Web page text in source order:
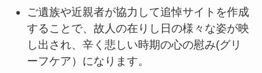
ご遺族や近親者が協力して追悼サイトを作成
することで、故人の在りし日の様々な姿が映
し出され、辛く悲しい時期の心の慰み(グリ
ーフケア）になります。